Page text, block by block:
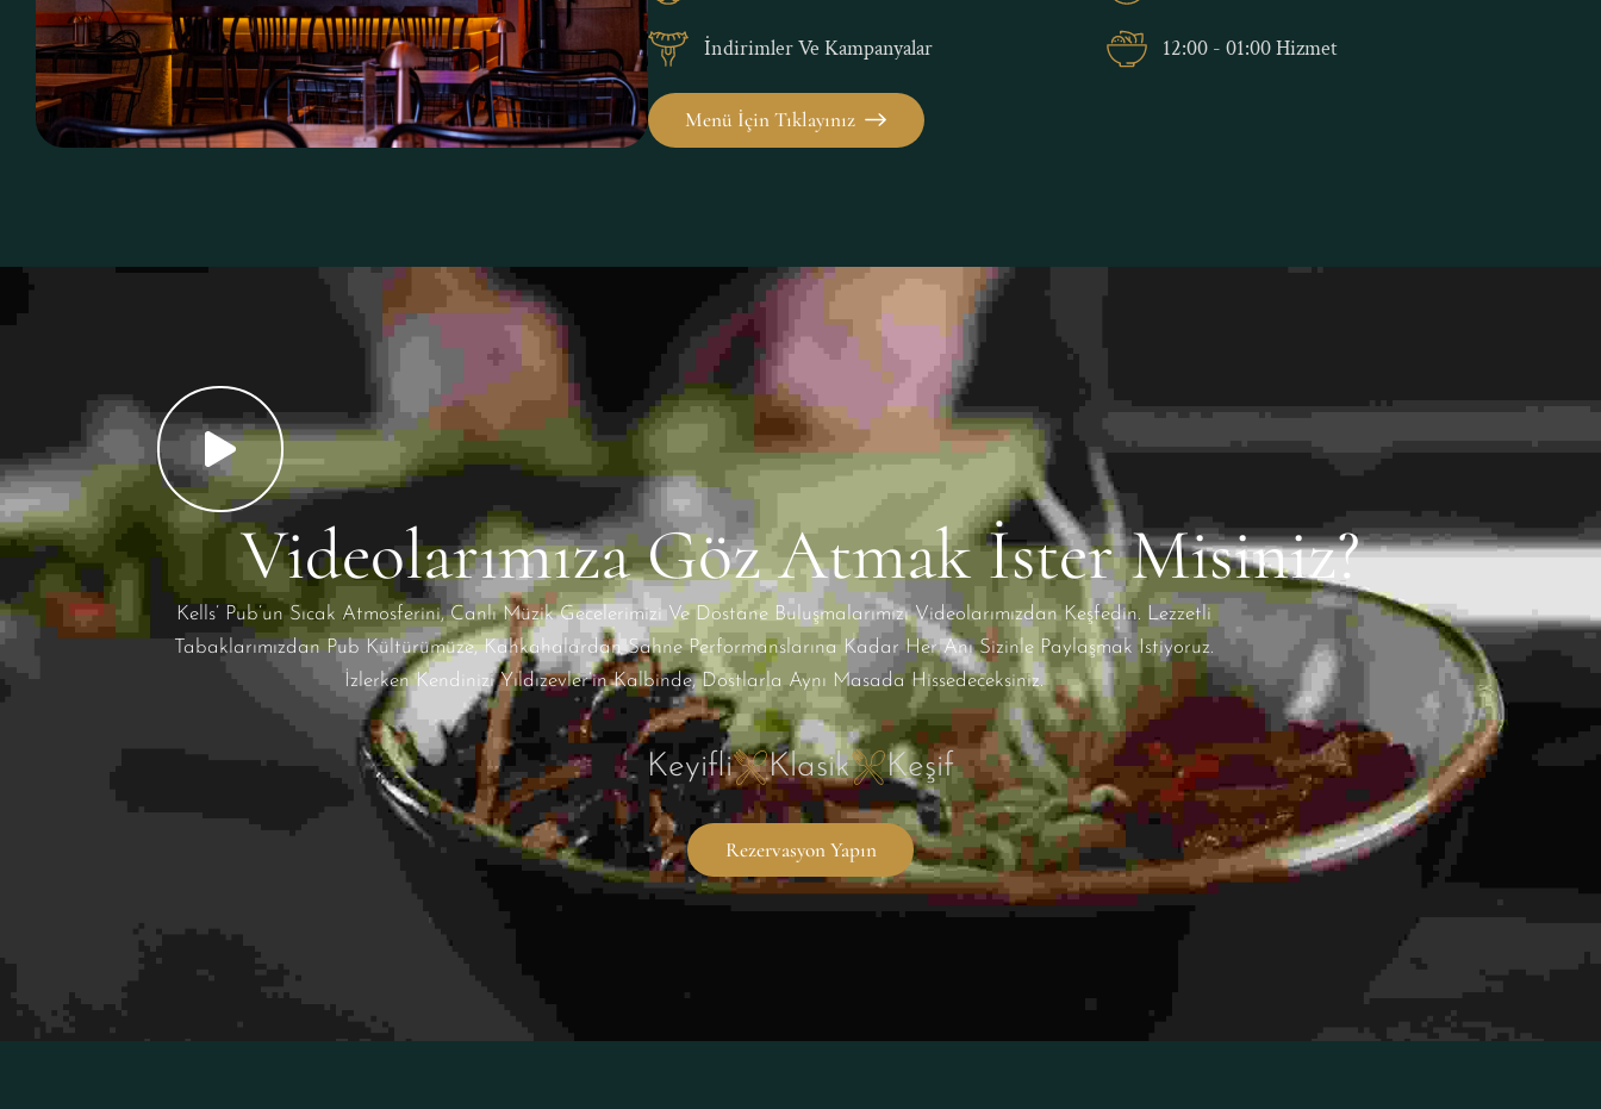
İndirimler Ve Kampanyalar 12:00 - 01:00 Hizmet
Menü İçin Tıklayınız
Videolarımıza Göz Atmak İster Misiniz?
Kells’ Pub’un Sıcak Atmosferini, Canlı Müzik Gecelerimizi Ve Dostane Buluşmalarımızı Videolarımızdan Keşfedin. Lezzetli
Tabaklarımızdan Pub Kültürümüze, Kahkahalardan Sahne Performanslarına Kadar Her Anı Sizinle Paylaşmak Istiyoruz.
İzlerken Kendinizi Yıldızevler’in Kalbinde, Dostlarla Aynı Masada Hissedeceksiniz.
Keyifli Klasik Keşif
Rezervasyon Yapın